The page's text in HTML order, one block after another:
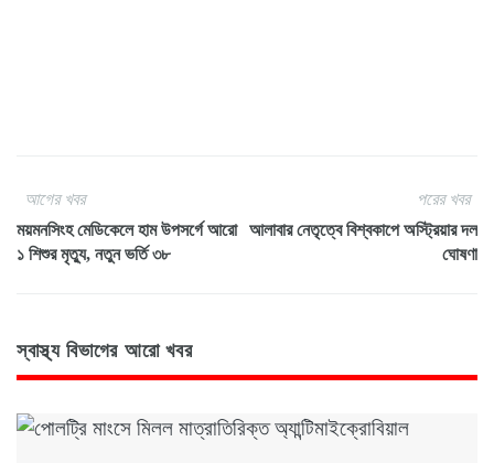
আগের খবর
ময়মনসিংহ মেডিকেলে হাম উপসর্গে আরো
১ শিশুর মৃত্যু, নতুন ভর্তি ৩৮
পরের খবর
আলাবার নেতৃত্বে বিশ্বকাপে অস্ট্রিয়ার দল
ঘোষণা
স্বাস্থ্য বিভাগের আরো খবর